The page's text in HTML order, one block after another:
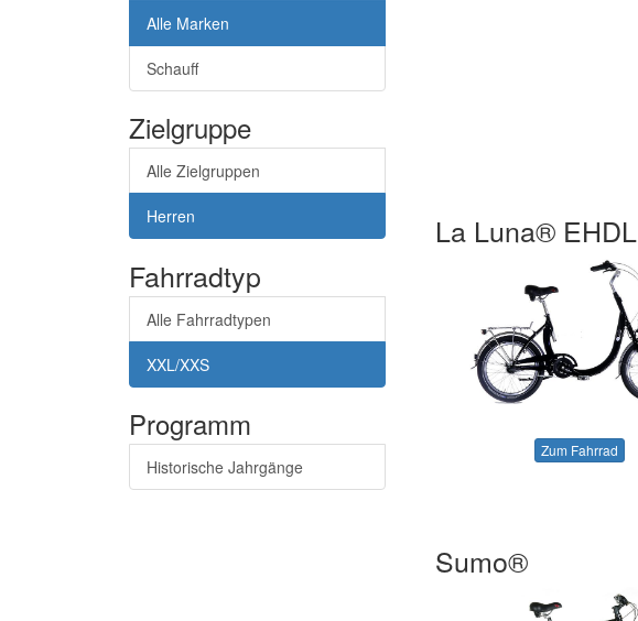
Alle Marken
Schauff
Zielgruppe
Alle Zielgruppen
Herren
Fahrradtyp
Alle Fahrradtypen
XXL/XXS
Programm
Historische Jahrgänge
La Luna® EHDL
Zum Fahrrad
Sumo®